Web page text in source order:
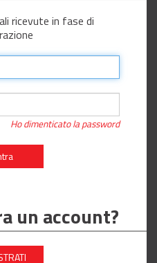
ricevute in fase di
Ho dimenticato la password
un account?